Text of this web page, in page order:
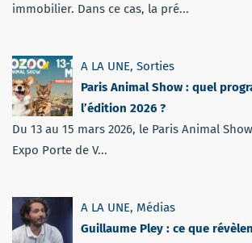
immobilier. Dans ce cas, la pré...
A LA UNE, Sorties
Paris Animal Show : quel
l’édition 2026 ?
Du 13 au 15 mars 2026, le Paris Animal
Expo Porte de V...
A LA UNE, Médias
Guillaume Pley : ce que